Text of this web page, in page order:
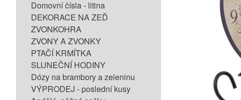
Domovní čísla - litina
DEKORACE NA ZEĎ
ZVONKOHRA
ZVONY A ZVONKY
PTAČÍ KRMÍTKA
SLUNEČNÍ HODINY
Dózy na brambory a zeleninu
VÝPRODEJ - poslední kusy